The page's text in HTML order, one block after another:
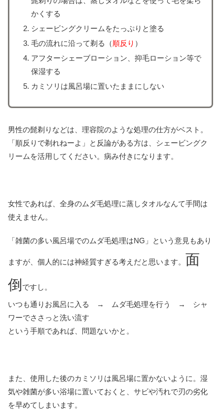
かくする
シェービングクリームをたっぷりと塗る
毛の流れに沿って剃る（順反り ）
アフターシェーブローション、抑毛ローション等で
保湿する
カミソリは風呂場に置いたままにしない
男性の髭剃りなどは、理容院のような処理の仕方がベスト。
「順反りで剃れねーよ」と反論がある方は、シェービングク
リームを活用してください。病み付きになります。
女性であれば、全身のムダ毛処理に蒸しタオルなんて手間は
使えません。
「雑菌の多い風呂場でのムダ毛処理はNG」という意見もあり
ますが、個人的には神経質すぎる考えだと思います。
面
倒 ですし。
いつも通りお風呂に入る → ムダ毛処理を行う → シャ
ワーでささっと洗い流す
という手順であれば、問題ないかと。
また、使用した後のカミソリは風呂場に置かないように。湿
気や雑菌が多い浴場に置いておくと、サビや汚れで刃の劣化
を早めてしまいます。